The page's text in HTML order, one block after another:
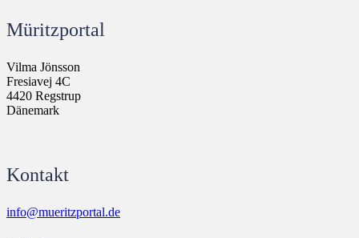
Müritzportal
Vilma Jönsson
Fresiavej 4C
4420 Regstrup
Dänemark
Kontakt
info@mueritzportal.de